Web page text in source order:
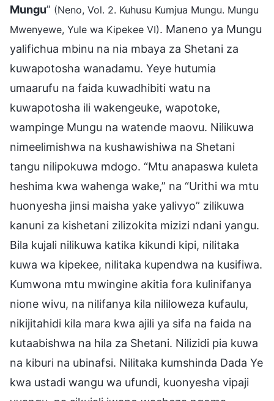
Mungu” (Neno, Vol. 2. Kuhusu Kumjua Mungu. Mungu
Mwenyewe, Yule wa Kipekee VI). Maneno ya Mungu
yalifichua mbinu na nia mbaya za Shetani za
kuwapotosha wanadamu. Yeye hutumia
umaarufu na faida kuwadhibiti watu na
kuwapotosha ili wakengeuke, wapotoke,
wampinge Mungu na watende maovu. Nilikuwa
nimeelimishwa na kushawishiwa na Shetani
tangu nilipokuwa mdogo. “Mtu anapaswa kuleta
heshima kwa wahenga wake,” na “Urithi wa mtu
huonyesha jinsi maisha yake yalivyo” zilikuwa
kanuni za kishetani zilizokita mizizi ndani yangu.
Bila kujali nilikuwa katika kikundi kipi, nilitaka
kuwa wa kipekee, nilitaka kupendwa na kusifiwa.
Kumwona mtu mwingine akitia fora kulinifanya
nione wivu, na nilifanya kila nililoweza kufaulu,
nikijitahidi kila mara kwa ajili ya sifa na faida na
kutaabishwa na hila za Shetani. Nilizidi pia kuwa
na kiburi na ubinafsi. Nilitaka kumshinda Dada Ye
kwa ustadi wangu wa ufundi, kuonyesha vipaji